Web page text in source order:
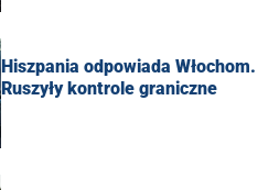
Hiszpania odpowiada Włochom.
Ruszyły kontrole graniczne